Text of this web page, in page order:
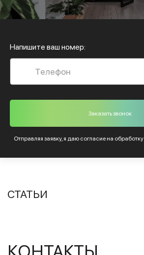
Напишите ваш номер:
Отправляя заявку, я даю согласие на обработку
СТАТЬИ